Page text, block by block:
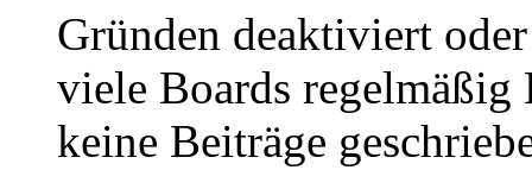
Gründen deaktiviert
viele Boards
keine Beiträge